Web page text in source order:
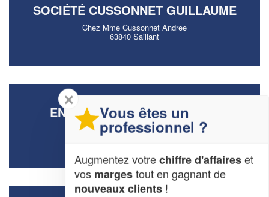
SOCIÉTÉ CUSSONNET GUILLAUME
Chez Mme Cussonnet Andree
63840 Saillant
ENTREPRISE VERDIER DAVID
42 Avenue Joseph Claussat
63400 Chamalieres
✕
Vous êtes un
professionnel ?
Augmentez votrechiffre d'affaireset
vos margestout en gagnant de
nouveaux clients !